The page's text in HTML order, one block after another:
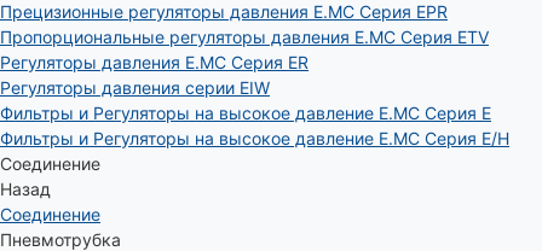
Прецизионные регуляторы давления E.MC Серия EPR
Пропорциональные регуляторы давления E.MC Серия ETV
Регуляторы давления E.MC Серия ER
Регуляторы давления серии EIW
Фильтры и Регуляторы на высокое давление E.MC Серия E
Фильтры и Регуляторы на высокое давление E.MC Серия E/H
Соединение
Назад
Соединение
Пневмотрубка